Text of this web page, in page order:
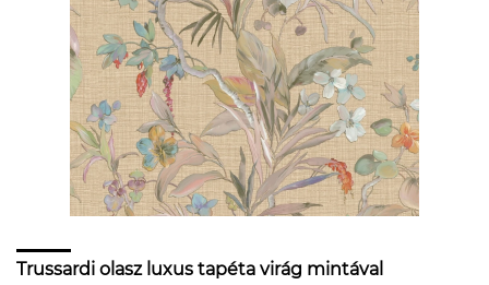
Trussardi olasz luxus tapéta virág mintával